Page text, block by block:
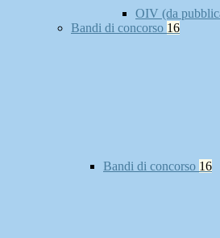
OIV (da
Bandi di concorso 16
Bandi di concorso 16